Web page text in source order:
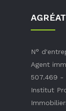
N°
Agent
507.469 -
Institut